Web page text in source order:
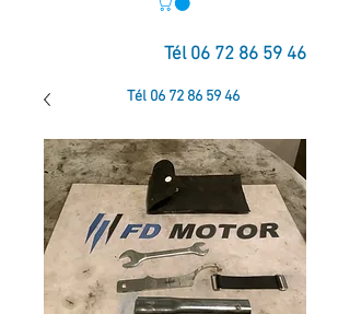
Tél 06 72 86 59 46
Tél 06 72 86 59 46